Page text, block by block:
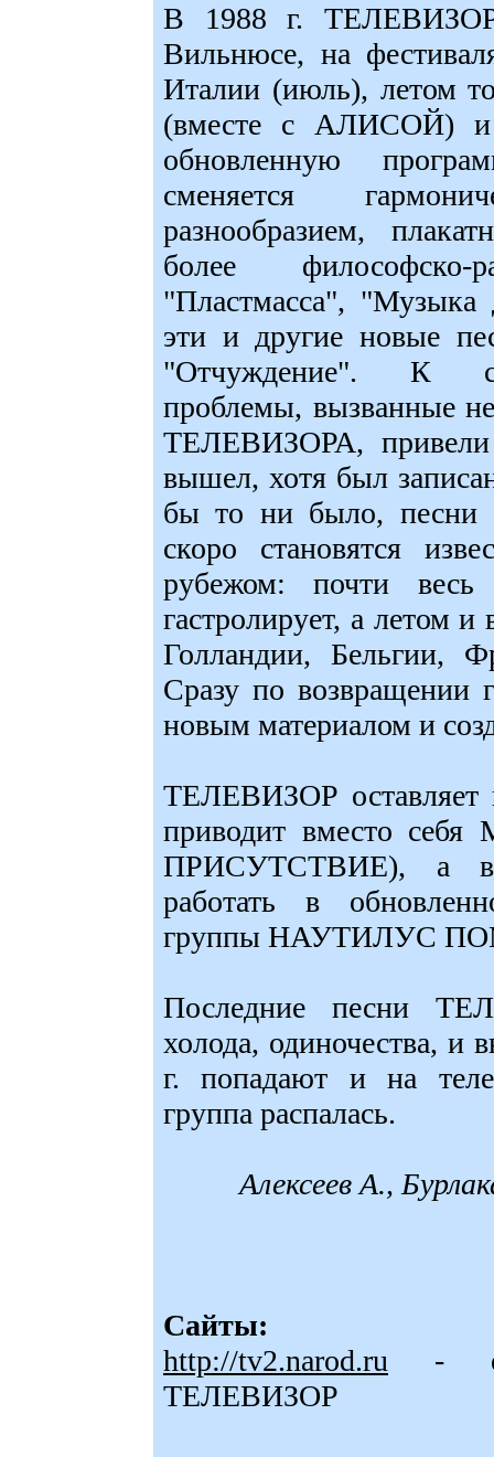
В 1988 г. ТЕЛЕВИЗОР
Вильнюсе, на
Италии (июль), летом
(вместе с АЛИСОЙ) и
обновленную
сменяется
разнообразием,
более философско-
"Пластмасса",
эти и другие новые
"Отчуждение". К
проблемы, вызванные
ТЕЛЕВИЗОРА,
вышел, хотя был
бы то ни было, песни
скоро становятся
рубежом: почти
гастролирует, а летом
Голландии, Бельгии,
Сразу по возвращении
новым материалом и
ТЕЛЕВИЗОР оставляет
приводит вместо себя
ПРИСУТСТВИЕ), а
работать в
группы НАУТИЛУС
Последние песни
холода, одиночества, и
г. попадают и на
группа распалась.
Алексеев А.,
Сайты:
http://tv2.narod.ru -
ТЕЛЕВИЗОР